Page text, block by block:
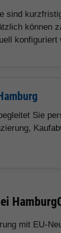
sind
können
konfiguriert
Sie
mit EU-